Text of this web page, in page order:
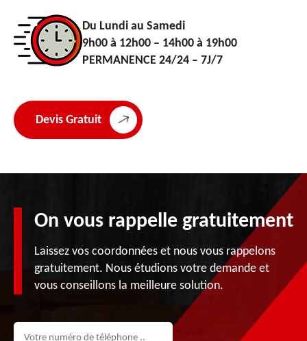
Du Lundi au Samedi
9h00 à 12h00 – 14h00 à 19h00
PERMANENCE 24/24 – 7J/7
Devis Gratuit
On vous rappelle gratuitement
Laissez vos coordonnées et nous vous rappelons
gratuitement. Nous étudions votre demande et
vous conseillons la meilleure solution.